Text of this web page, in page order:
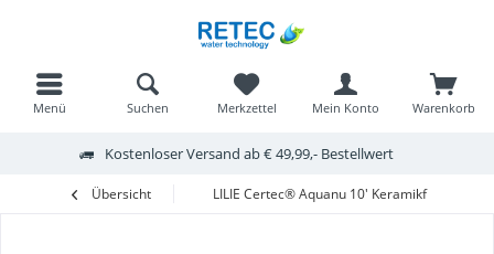
Kostenloser Versand ab € 49,99,- Bestellwert
Menü Warenkorb
Merkzettel Mein Konto
Suchen
Übersicht LILIE Certec® Aquanu 10' Keramikfilter-.